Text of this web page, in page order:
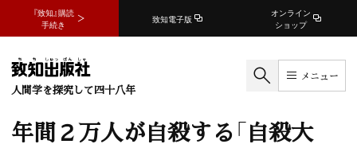
『致知』購読
手続き
致知電子版
オンライン
ショップ
人間学を探究して四十八年
メニュー
年間２万人が自殺する「自殺大